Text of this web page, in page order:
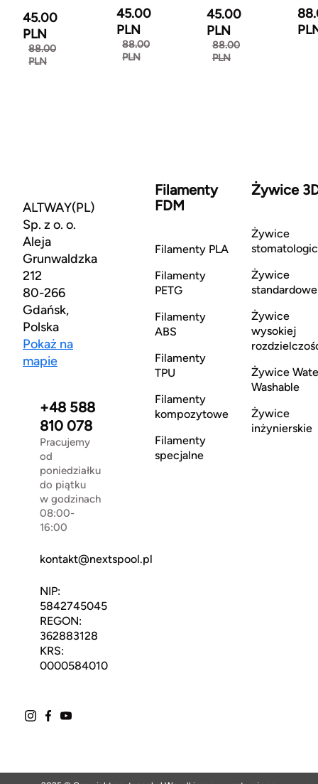
45.00
PLN
88.00
PLN
45.00
PLN
88.00
PLN
45.00
PLN
88.00
PLN
ALTWAY(PL)
Sp. z o. o.
Aleja
Grunwaldzka
212
80-266
Gdańsk,
Polska
Pokaż na
mapie
+48 588
810 078
Pracujemy
od
poniedziałku
do piątku
w godzinach
08:00-
16:00
kontakt@nextspool.pl
NIP:
5842745045
REGON:
362883128
KRS:
0000584010
Filamenty
FDM
Filamenty PLA
Filamenty
PETG
Filamenty
ABS
Filamenty
TPU
Filamenty
kompozytowe
Filamenty
specjalne
Żywice
Żywice
Żywice
standardowe
Żywice
wysokiej
Żywice
Washable
Żywice
inżynierskie